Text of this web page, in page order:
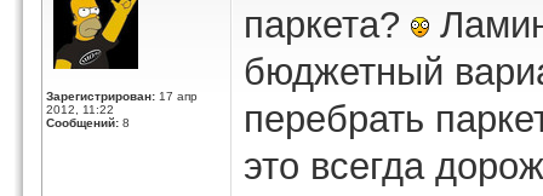
Зарегистрирован: 17 апр
2012, 11:22
Сообщений: 8
паркета?
бюджетный
перебрать
это всегда